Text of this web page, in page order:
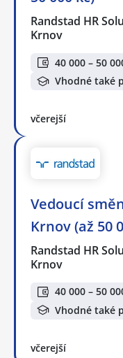
Randstad HR
Krnov
40 000 – 50
Vhodné také
včerejší
Vedoucí
Krnov (až 50
Randstad HR
Krnov
40 000 – 50
Vhodné také
včerejší